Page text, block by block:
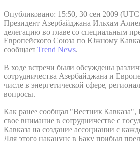
Опубликовано: 15:50, 30 сен 2009
Президент Азербайджана Ильхам
делегацию во главе со специальным
Европейского Союза по Южному
сообщает Trend News.
В ходе встречи были обсуждены
сотрудничества Азербайджана и
числе в энергетической сфере,
вопросы.
Как ранее сообщал "Вестник Кавказа",
свое внимание в сотрудничестве с
Кавказа на создание ассоциации с
Для этого накануне в Баку прибыл